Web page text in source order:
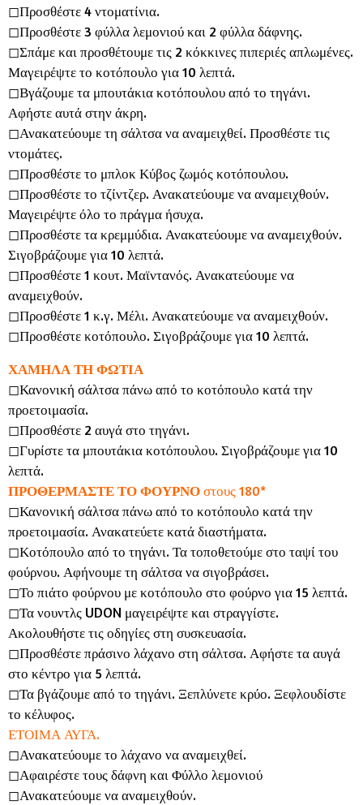
◻︎Προσθέστε 4 ντοματίνια.
◻︎Προσθέστε 3 φύλλα λεμονιού και 2 φύλλα δάφνης.
◻︎Σπάμε και προσθέτουμε τις 2 κόκκινες πιπεριές απλωμένες.
Μαγειρέψτε το κοτόπουλο για 10 λεπτά.
◻︎Βγάζουμε τα μπουτάκια κοτόπουλου από το τηγάνι.
Αφήστε αυτά στην άκρη.
◻︎Ανακατεύουμε τη σάλτσα να αναμειχθεί. Προσθέστε τις
ντομάτες.
◻︎Προσθέστε το μπλοκ Κύβος ζωμός κοτόπουλου.
◻︎Προσθέστε το τζίντζερ. Ανακατεύουμε να αναμειχθούν.
Μαγειρέψτε όλο το πράγμα ήσυχα.
◻︎Προσθέστε τα κρεμμύδια. Ανακατεύουμε να αναμειχθούν.
Σιγοβράζουμε για 10 λεπτά.
◻︎Προσθέστε 1 κουτ. Μαϊντανός. Ανακατεύουμε να
αναμειχθούν.
◻︎Προσθέστε 1 κ.γ. Μέλι. Ανακατεύουμε να αναμειχθούν.
◻︎Προσθέστε κοτόπουλο. Σιγοβράζουμε για 10 λεπτά.
ΧΑΜΗΛΑ ΤΗ ΦΩΤΙΑ
◻︎Κανονική σάλτσα πάνω από το κοτόπουλο κατά την
προετοιμασία.
◻︎Προσθέστε 2 αυγά στο τηγάνι.
◻︎Γυρίστε τα μπουτάκια κοτόπουλου. Σιγοβράζουμε για 10
λεπτά.
ΠΡΟΘΕΡΜΑΣΤΕ ΤΟ ΦΟΥΡΝΟ στους 180*
◻︎Κανονική σάλτσα πάνω από το κοτόπουλο κατά την
προετοιμασία. Ανακατεύετε κατά διαστήματα.
◻︎Κοτόπουλο από το τηγάνι. Τα τοποθετούμε στο ταψί του
φούρνου. Αφήνουμε τη σάλτσα να σιγοβράσει.
◻︎Το πιάτο φούρνου με κοτόπουλο στο φούρνο για 15 λεπτά.
◻︎Τα νουντλς UDON μαγειρέψτε και στραγγίστε.
Ακολουθήστε τις οδηγίες στη συσκευασία.
◻︎Προσθέστε πράσινο λάχανο στη σάλτσα. Αφήστε τα αυγά
στο κέντρο για 5 λεπτά.
◻︎Τα βγάζουμε από το τηγάνι. Ξεπλύνετε κρύο. Ξεφλουδίστε
το κέλυφος.
ΕΤΟΙΜΑ ΑΥΓΑ.
◻︎Ανακατεύουμε το λάχανο να αναμειχθεί.
◻︎Αφαιρέστε τους δάφνη και Φύλλο λεμονιού
◻︎Ανακατεύουμε να αναμειχθούν.